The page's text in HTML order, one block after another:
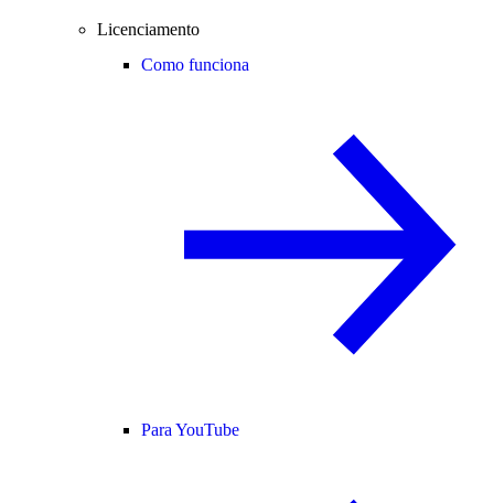
Licenciamento
Como funciona
Para YouTube